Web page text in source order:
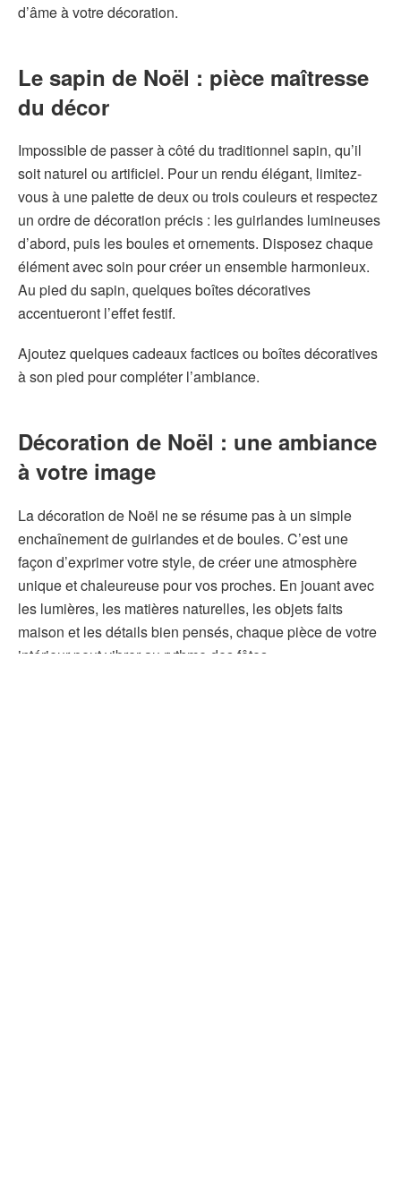
d’âme à votre décoration.
Le sapin de Noël : pièce maîtresse
du décor
Impossible de passer à côté du traditionnel sapin, qu’il
soit naturel ou artificiel. Pour un rendu élégant, limitez-
vous à une palette de deux ou trois couleurs et respectez
un ordre de décoration précis : les guirlandes lumineuses
d’abord, puis les boules et ornements. Disposez chaque
élément avec soin pour créer un ensemble harmonieux.
Au pied du sapin, quelques boîtes décoratives
accentueront l’effet festif.
Ajoutez quelques cadeaux factices ou boîtes décoratives
à son pied pour compléter l’ambiance.
Décoration de Noël : une ambiance
à votre image
La décoration de Noël ne se résume pas à un simple
enchaînement de guirlandes et de boules. C’est une
façon d’exprimer votre style, de créer une atmosphère
unique et chaleureuse pour vos proches. En jouant avec
les lumières, les matières naturelles, les objets faits
maison et les détails bien pensés, chaque pièce de votre
intérieur peut vibrer au rythme des fêtes.